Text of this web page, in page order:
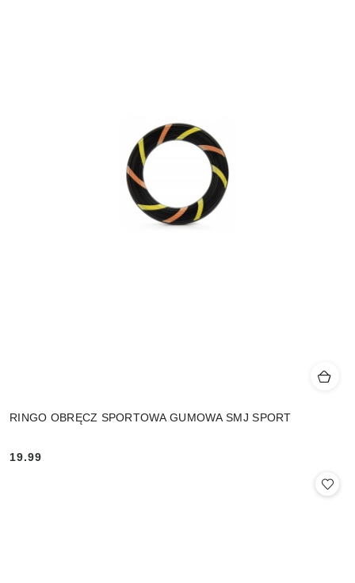
RINGO OBRĘCZ SPORTOWA GUMOWA SMJ SPORT
Cena:
19.99